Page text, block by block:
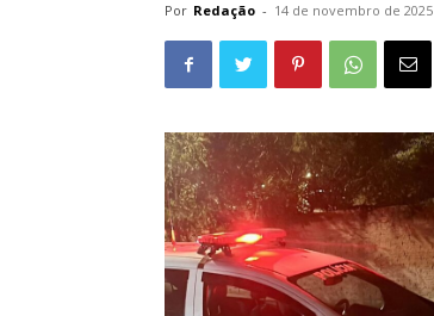
Por Redação - 14 de novembro de 2025